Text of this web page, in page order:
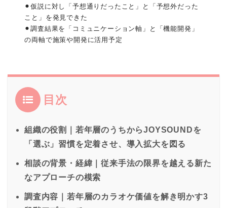
⚫︎仮説に対し「予想通りだったこと」と「予想外だった
こと」を発見できた
⚫︎調査結果を「コミュニケーション軸」と「機能開発」
の両軸で施策や開発に活用予定
目次
組織の役割｜若年層のうちからJOYSOUNDを
「選ぶ」習慣を定着させ、導入拡大を図る
相談の背景・経緯｜従来手法の限界を越える新た
なアプローチの模索
調査内容｜若年層のカラオケ価値を解き明かす3